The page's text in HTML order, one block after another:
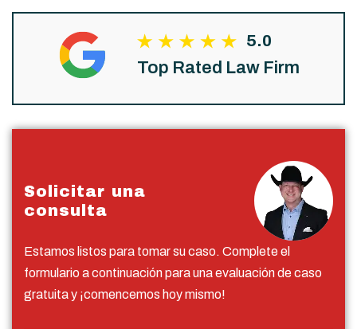
5.0
Top Rated Law Firm
Solicitar una
consulta
Estamos listos para tomar su caso. Complete el
formulario a continuación para una evaluación de caso
gratuita y ¡comencemos hoy mismo!